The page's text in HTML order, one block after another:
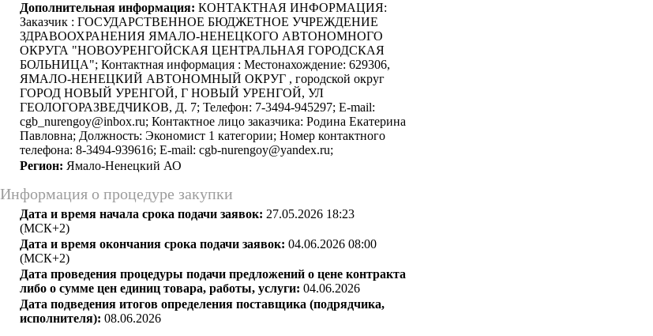
Дополнительная информация: КОНТАКТНАЯ ИНФОРМАЦИЯ:
Заказчик : ГОСУДАРСТВЕННОЕ БЮДЖЕТНОЕ УЧРЕЖДЕНИЕ
ЗДРАВООХРАНЕНИЯ ЯМАЛО-НЕНЕЦКОГО АВТОНОМНОГО
ОКРУГА "НОВОУРЕНГОЙСКАЯ ЦЕНТРАЛЬНАЯ ГОРОДСКАЯ
БОЛЬНИЦА"; Контактная информация : Местонахождение: 629306,
ЯМАЛО-НЕНЕЦКИЙ АВТОНОМНЫЙ ОКРУГ , городской округ
ГОРОД НОВЫЙ УРЕНГОЙ, Г НОВЫЙ УРЕНГОЙ, УЛ
ГЕОЛОГОРАЗВЕДЧИКОВ, Д. 7; Телефон: 7-3494-945297; E-mail:
cgb_nurengoy@inbox.ru; Контактное лицо заказчика: Родина Екатерина
Павловна; Должность: Экономист 1 категории; Номер контактного
телефона: 8-3494-939616; E-mail: cgb-nurengoy@yandex.ru;
Регион: Ямало-Ненецкий АО
Информация о процедуре закупки
Дата и время начала срока подачи заявок: 27.05.2026 18:23
(МСК+2)
Дата и время окончания срока подачи заявок: 04.06.2026 08:00
(МСК+2)
Дата проведения процедуры подачи предложений о цене контракта
либо о сумме цен единиц товара, работы, услуги: 04.06.2026
Дата подведения итогов определения поставщика (подрядчика,
исполнителя): 08.06.2026